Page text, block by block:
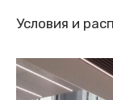
Условия и